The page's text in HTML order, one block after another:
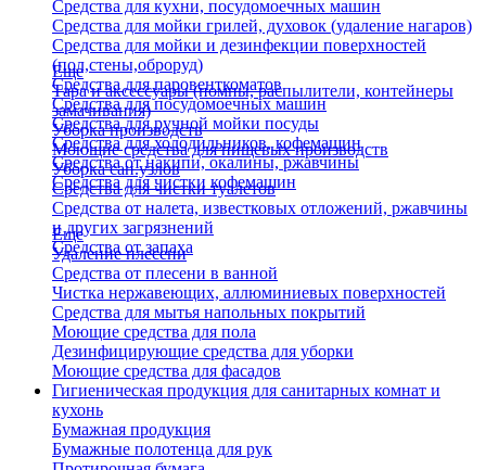
Средства для кухни, посудомоечных машин
Средства для мойки грилей, духовок (удаление нагаров)
Средства для мойки и дезинфекции поверхностей
(пол,стены,оброруд)
Средства для паровенткоматов
Средства для посудомоечных машин
Средства для ручной мойки посуды
Средства для холодильников, кофемашин
Средства от накипи, окалины, ржавчины
Средства для чистки кофемашин
Еще
Тара и аксессуары (помпы, распылители, контейнеры
замачивания)
Уборка производств
Моющие средства для пищевых производств
Уборка сан.узлов
Средства для чистки туалетов
Средства от налета, известковых отложений, ржавчины
и других загрязнений
Средства от запаха
Еще
Удаление плесени
Средства от плесени в ванной
Чистка нержавеющих, аллюминиевых поверхностей
Средства для мытья напольных покрытий
Моющие средства для пола
Дезинфицирующие средства для уборки
Моющие средства для фасадов
Гигиеническая продукция для санитарных комнат и
кухонь
Бумажная продукция
Бумажные полотенца для рук